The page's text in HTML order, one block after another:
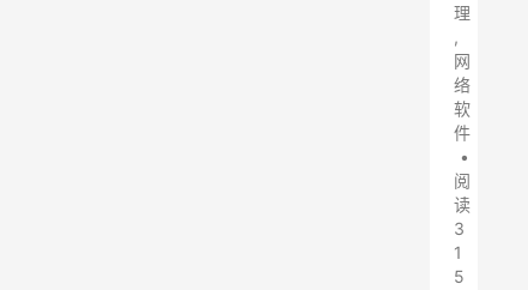
理
,
网
络
软
件
•
阅
读
3
1
5